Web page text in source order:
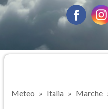
Meteo Italia Marche